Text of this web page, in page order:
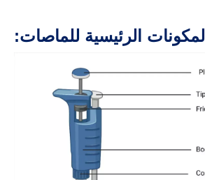
المكونات الرئيسية للماصات: